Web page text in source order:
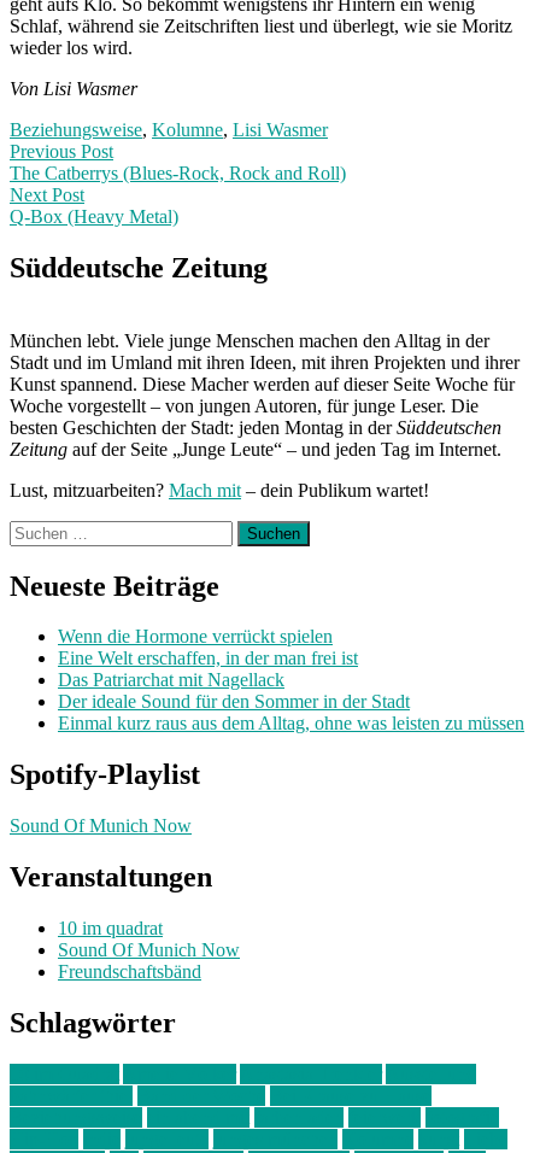
Schlaf, während sie Zeitschriften liest und überlegt, wie sie Moritz
wieder los wird.
Von Lisi Wasmer
Beziehungsweise, Kolumne, Lisi Wasmer
Post
navigation
Previous PostPrevious
post:
The Catberrys (Blues-Rock, Rock and Roll)
Next Post
Q-Box (Heavy Metal)
Post:
Süddeutsche Zeitung
München lebt. Viele junge Menschen machen den Alltag in der
Stadt und im Umland mit ihren Ideen, mit ihren Projekten und ihrer
Kunst spannend. Diese Macher werden auf dieser Seite Woche für
Woche vorgestellt – von jungen Autoren, für junge Leser. Die
besten Geschichten der Stadt: jeden Montag in derSüddeutschen
Zeitung auf der Seite „Junge Leute“ – und jeden Tag im Internet.
Lust, mitzuarbeiten? Mach mit – dein Publikum wartet!
Suchen
nach:
Neueste Beiträge
Wenn die Hormone verrückt spielen
Eine Welt erschaffen, in der man frei ist
Das Patriarchat mit Nagellack
Der ideale Sound für den Sommer in der Stadt
Einmal kurz raus aus dem Alltag, ohne was leisten zu müssen
Spotify-Playlist
Sound Of Munich Now
Veranstaltungen
10 im quadrat
Sound Of Munich Now
Freundschaftsbänd
Schlagwörter